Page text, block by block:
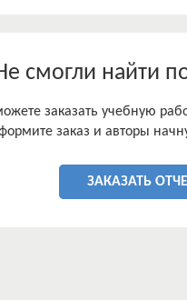
смогли найти
заказать учебную
заказ и авторы
ЗАКАЗАТЬ